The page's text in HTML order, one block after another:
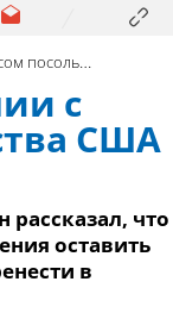
в Иерусалим
с
США
рассказал, что
оставить
в